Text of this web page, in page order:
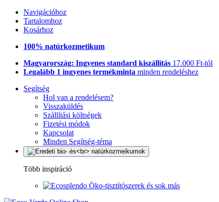
Navigációhoz
Tartalomhoz
Kosárhoz
100% natúrkozmetikum
Magyarország: Ingyenes standard kiszállítás 17.000 Ft-tól
Legalább 1 ingyenes termékminta minden rendeléshez
Segítség
Hol van a rendelésem?
Visszaküldés
Szállítási költségek
Fizetési módok
Kapcsolat
Minden Segítség-téma
Több inspiráció
Öko-tisztítószerek és sok más